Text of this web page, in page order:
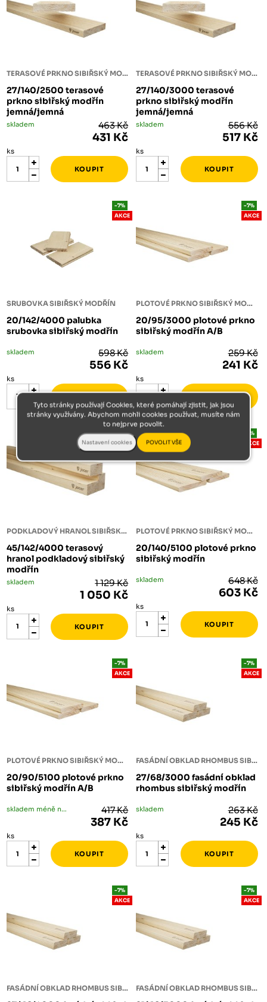
TERASOVÉ PRKNO SIBIŘSKÝ MODŘÍN
27/140/2500 terasové
prkno sibiřský modřín
jemná/jemná
skladem 463 Kč
431 Kč
ks
TERASOVÉ PRKNO SIBIŘSKÝ MODŘÍN
27/140/3000 terasové
prkno sibiřský modřín
jemná/jemná
skladem 556 Kč
517 Kč
ks
SRUBOVKA SIBIŘSKÝ MODŘÍN
20/142/4000 palubka
srubovka sibiřský modřín
-7%
AKCE
skladem 598 Kč
556 Kč
ks
PLOTOVÉ PRKNO SIBIŘSKÝ MODŘÍN
20/95/3000 plotové prkno
sibiřský modřín A/B
-7%
AKCE
skladem 259 Kč
241 Kč
ks
PODKLADOVÝ HRANOL SIBIŘSKÝ MODŘÍN
45/142/4000 terasový
hranol podkladový sibiřský
modřín
-7%
AKCE
skladem 1 129 Kč
1 050 Kč
ks
PLOTOVÉ PRKNO SIBIŘSKÝ MODŘÍN
20/140/5100 plotové prkno
sibiřský modřín
-7%
AKCE
skladem 648 Kč
603 Kč
ks
PLOTOVÉ PRKNO SIBIŘSKÝ MODŘÍN
20/90/5100 plotové prkno
sibiřský modřín A/B
-7%
AKCE
skladem méně než 5 ks 417 Kč
387 Kč
ks
FASÁDNÍ OBKLAD RHOMBUS SIBIŘSKÝ MODŘÍN
27/68/3000 fasádní obklad
rhombus sibiřský modřín
-7%
AKCE
skladem 263 Kč
245 Kč
ks
FASÁDNÍ OBKLAD RHOMBUS SIBIŘSKÝ MODŘÍN
-7%
AKCE
FASÁDNÍ OBKLAD RHOMBUS SIBIŘSKÝ MODŘÍN
-7%
AKCE
Tyto stránky používají Cookies, které pomáhají zjistit, jak jsou
stránky využívány. Abychom mohli cookies používat, musíte nám
to nejprve povolit.